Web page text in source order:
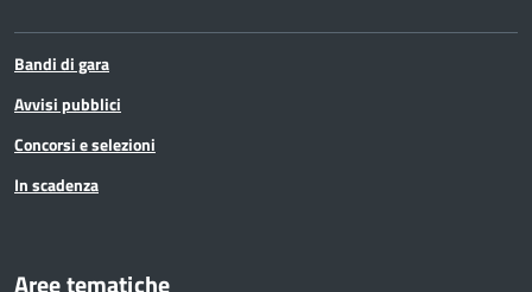
Bandi di gara
Avvisi pubblici
Concorsi e selezioni
In scadenza
Aree tematiche